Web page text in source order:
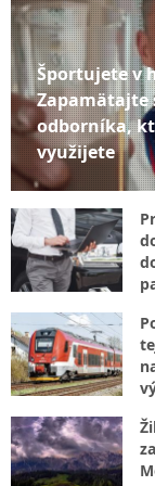
Športujete v
Zapamätajte
odborníka,
využijete